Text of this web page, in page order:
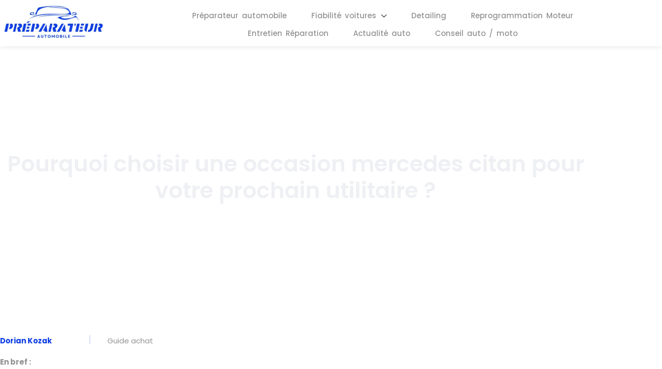
Préparateur automobile Fiabilité voitures Detailing
Reprogrammation Moteur
Entretien Réparation
Actualité auto Conseil auto / moto
Dorian Kozak Guide achat
En bref :